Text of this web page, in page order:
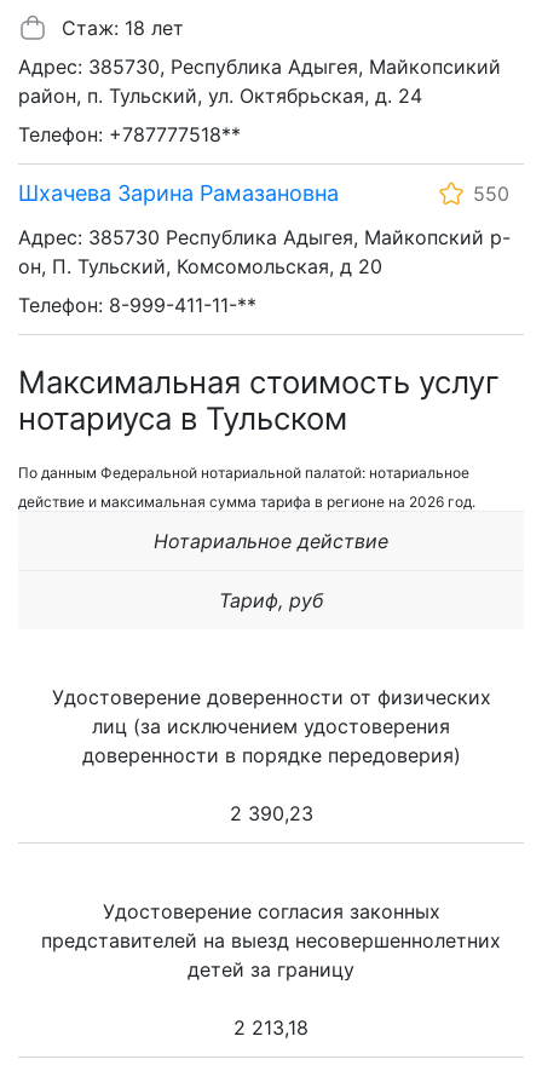
Стаж: 18 лет
Адрес: 385730, Республика Адыгея, Майкопсикий
район, п. Тульский, ул. Октябрьская, д. 24
Телефон: +787777518**
Шхачева Зарина Рамазановна
550
Адрес: 385730 Республика Адыгея, Майкопский р-
он, П. Тульский, Комсомольская, д 20
Телефон: 8-999-411-11-**
Максимальная стоимость услуг
нотариуса в Тульском
По данным Федеральной нотариальной палатой: нотариальное
действие и максимальная сумма тарифа в регионе на 2026 год.
Нотариальное действие
Тариф, руб
Удостоверение доверенности от физических
лиц (за исключением удостоверения
доверенности в порядке передоверия)
2 390,23
Удостоверение согласия законных
представителей на выезд несовершеннолетних
детей за границу
2 213,18